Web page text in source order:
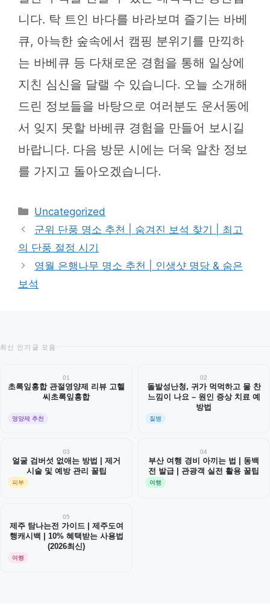
니다. 탁 트인 바다를 바라보며 즐기는 바베
큐, 아늑한 숲속에서 캠핑 분위기를 만끽하
는 바베큐 등 다채로운 경험을 통해 일상에
지친 심신을 달랠 수 있습니다. 오늘 소개해
드린 정보들을 바탕으로 여러분도 운서동에
서 잊지 못할 바베큐 경험을 만들어 보시길
바랍니다. 다음 방문 시에는 더욱 알찬 정보
를 가지고 돌아오겠습니다.
카
테
리
Uncategorized
군위 단풍 명소 추천 | 숨겨진 보석 찾기 | 최고
의 단풍 절정 시기
영월 은행나무 명소 추천 | 인생샷 명당 & 숨은
보석
최신 인기글 모음
01
초록잎홍합 관절영양제 리뷰 고헬
씨초록잎홍합
영양제 추천
02
돌발성난청, 귀가 먹먹하고 물 찬
느낌이 나요 – 원인 증상 치료 예
방법
질병
03
얼굴 검버섯 없애는 방법 | 제거
시술 및 예방 관리 꿀팁
피부
04
부산 여행 경비 아끼는 법 | 동백
전 발급 | 관광객 실전 활용 꿀팁
여행
05
제주 탐나는전 가이드 | 제주도여
행캐시백 | 10% 혜택받는 사용법
(2026최신)
여행